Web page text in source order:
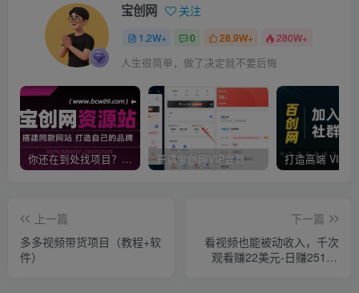
宝创网 关注
1.2W+ 0 28.9W+ 280W+
人生很简单，做了决定就不要后悔
你还在到处找项目？还在当韭菜？我靠卖项目一个月收入5万+，曾经我也是个失败者。 开通宝创网VIP会员，尊享全站资源免费下载，享70%的推广提成！！【限时五折优惠】
上一篇
多多视频带货项目（教程+软
件）
下一篇
看视频也能被动收入，千次
观看赚22美元-日赚2518+